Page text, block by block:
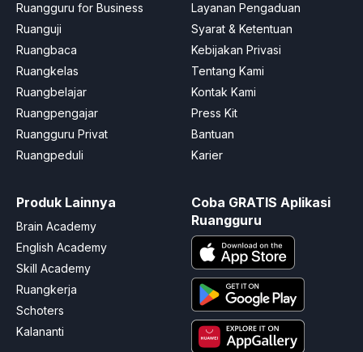
Ruangguru for Business
Ruanguji
Ruangbaca
Ruangkelas
Ruangbelajar
Ruangpengajar
Ruangguru Privat
Ruangpeduli
Layanan Pengaduan
Syarat & Ketentuan
Kebijakan Privasi
Tentang Kami
Kontak Kami
Press Kit
Bantuan
Karier
Produk Lainnya
Brain Academy
English Academy
Skill Academy
Ruangkerja
Schoters
Kalananti
Coba GRATIS Aplikasi
Ruangguru